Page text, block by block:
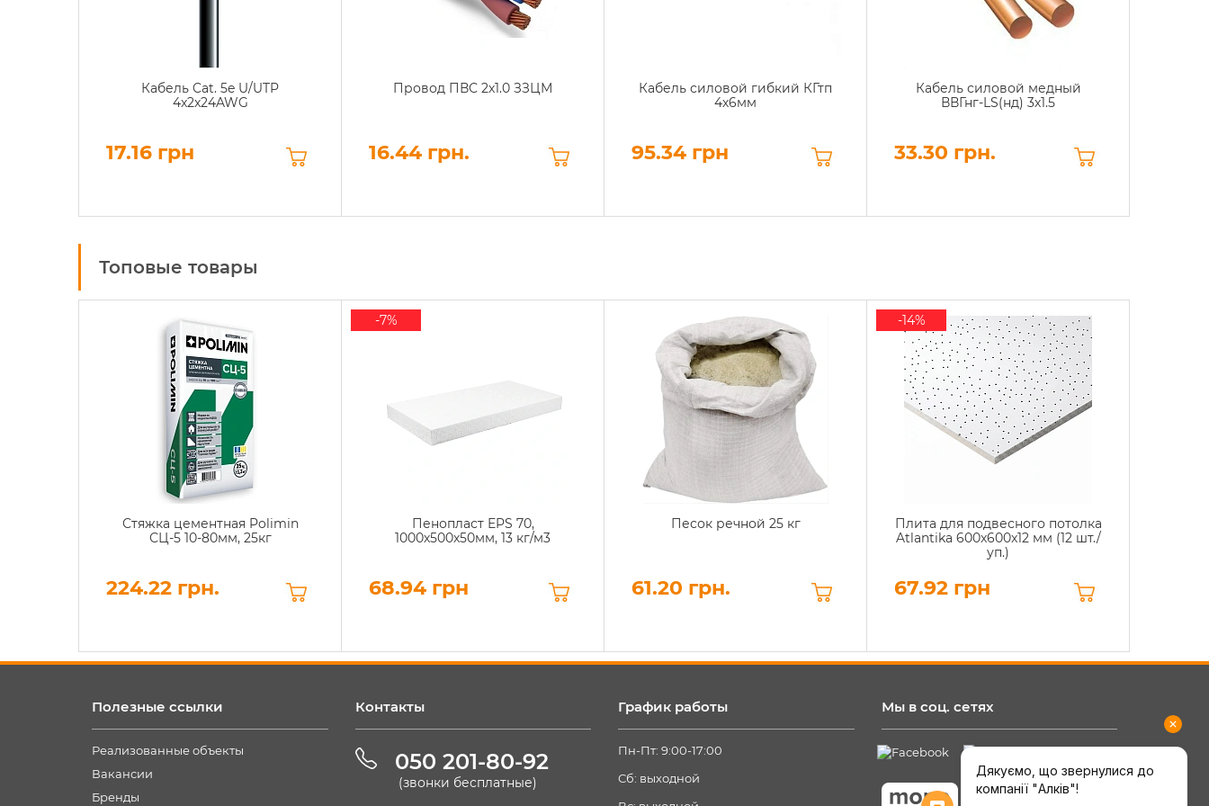
Кабель Cat. 5e U/UTP
4x2x24AWG
17.16 грн
Провод ПВС 2х1.0 ЗЗЦМ
16.44 грн.
Кабель силовой гибкий КГтп
4х6мм
95.34 грн
Кабель силовой медный
ВВГнг-LS(нд) 3х1.5
33.30 грн.
Топовые товары
Стяжка цементная Polimin
СЦ-5 10-80мм, 25кг
224.22 грн.
Пенопласт EPS 70,
1000х500х50мм, 13 кг/м3
68.94 грн
-7%
Песок речной 25 кг
61.20 грн.
Плита для подвесного потолка
Atlantika 600x600x12 мм (12 шт./
уп.)
67.92 грн
-14%
Полезные ссылки
Реализованные объекты
Вакансии
Бренды
Контакты
050 201-80-92
(звонки бесплатные)
График работы
Пн-Пт: 9:00-17:00
Сб: выходной
Мы в соц. сетях